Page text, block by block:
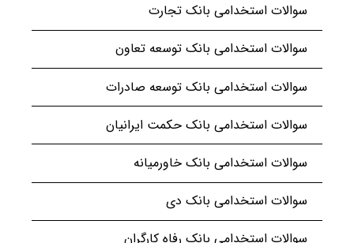
سوالات استخدامی بانک تجارت
سوالات استخدامی بانک توسعه تعاون
سوالات استخدامی بانک توسعه صادرات
سوالات استخدامی بانک حکمت ایرانیان
سوالات استخدامی بانک خاورمیانه
سوالات استخدامی بانک دی
سوالات استخدامی بانک رفاه کارگران